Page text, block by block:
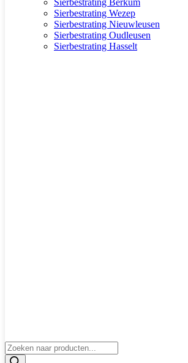
Sierbestrating Wezep
Sierbestrating Nieuwleusen
Sierbestrating Oudleusen
Sierbestrating Hasselt
Producten
zoeken